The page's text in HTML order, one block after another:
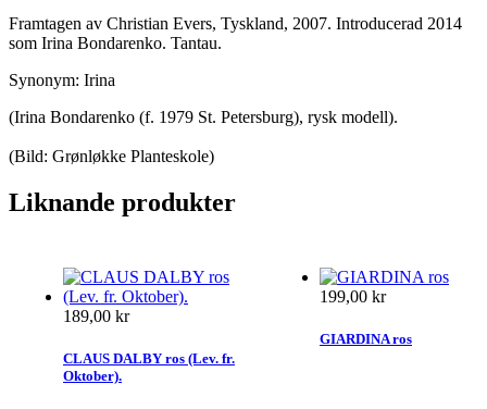
Framtagen av Christian Evers, Tyskland, 2007. Introducerad 2014
som Irina Bondarenko. Tantau.
Synonym: Irina
(Irina Bondarenko (f. 1979 St. Petersburg), rysk modell).
(Bild: Grønløkke Planteskole)
Liknande produkter
189,00 kr
CLAUS DALBY ros (Lev. fr.
Oktober).
199,00 kr
GIARDINA ros